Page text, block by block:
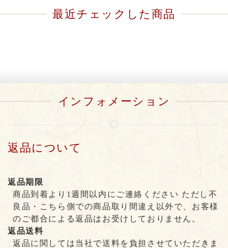
最近チェックした商品
インフォメーション
返品について
返品期限
商品到着より1週間以内にご連絡ください ただし不
良品・こちら側での商品取り間違え以外で、お客様
のご都合による返品はお受けしておりません。
返品送料
返品に関しては当社で送料を負担させていただきま